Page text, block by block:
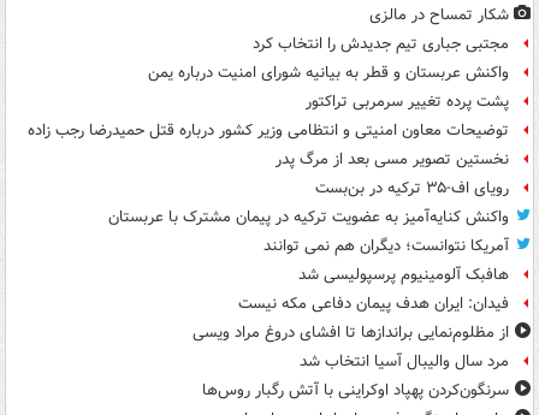
شکار تمساح در مالزی
مجتبی جباری تیم جدیدش را انتخاب کرد
واکنش عربستان و قطر به بیانیه شورای امنیت درباره یمن
پشت پرده تغییر سرمربی تراکتور
توضیحات معاون امنیتی و انتظامی وزیر کشور درباره قتل حمیدرضا رجب زاده
نخستین تصویر مسی بعد از مرگ پدر
رویای اف-۳۵ ترکیه در بن‌بست
واکنش کنایه‌آمیز به عضویت ترکیه در پیمان مشترک با عربستان
آمریکا نتوانست؛ دیگران هم نمی توانند
هافبک آلومینیوم پرسپولیسی شد
فیدان: ایران هدف پیمان دفاعی مکه نیست
از مظلوم‌نمایی براندازها تا افشای دروغ مراد ویسی
مرد سال والیبال آسیا انتخاب شد
سرنگون‌کردن پهپاد اوکراینی با آتش رگبار روس‌ها